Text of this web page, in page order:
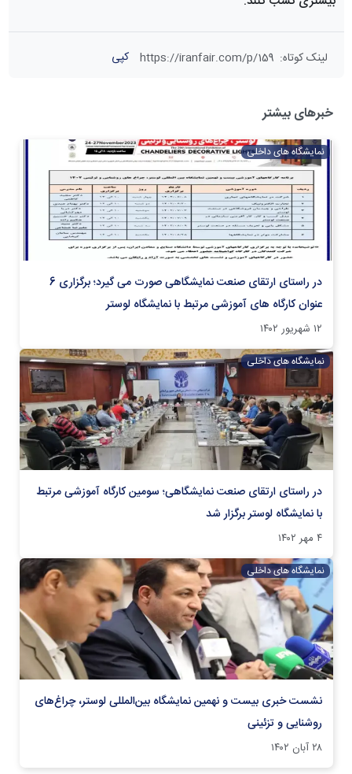
لینک کوتاه:
https://iranfair.com/p/159 کپی
خبرهای بیشتر
نمایشگاه های داخلی
در راستای ارتقای صنعت نمایشگاهی صورت می گیرد؛ برگزاری 6
عنوان کارگاه های آموزشی مرتبط با نمایشگاه لوستر
۱۲ شهریور ۱۴۰۲
نمایشگاه های داخلی
در راستای ارتقای صنعت نمایشگاهی؛ سومین کارگاه آموزشی مرتبط
با نمایشگاه لوستر برگزار شد
۴ مهر ۱۴۰۲
نمایشگاه های داخلی
نشست خبری بیست و نهمین نمایشگاه بین‌المللی لوستر، چراغ‌های
روشنایی و تزئینی
۲۸ آبان ۱۴۰۲